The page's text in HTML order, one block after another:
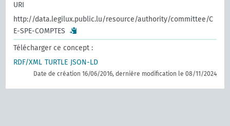
URI
http://data.legilux.public.lu/resource/authority/committee/C
E-SPE-COMPTES
Télécharger ce concept :
RDF/XML TURTLE JSON-LD
Date de création 16/06/2016, dernière modification le 08/11/2024